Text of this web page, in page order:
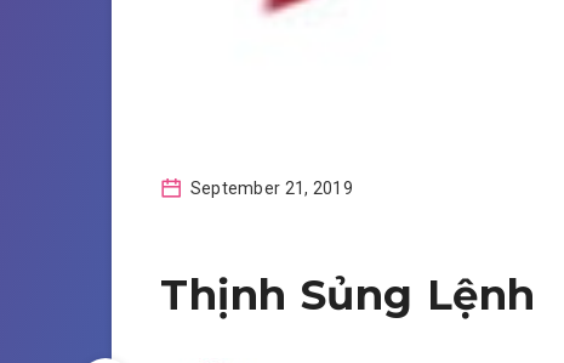
September 21, 2019
Thịnh Sủng Lệnh